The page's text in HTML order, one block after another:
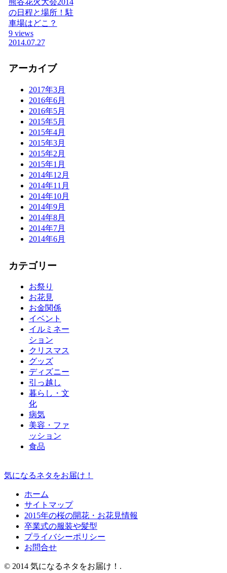
熊谷花火大会2014
の日程と場所！駐
車場はどこ？
9 views
2014.07.27
アーカイブ
2017年3月
2016年6月
2016年5月
2015年5月
2015年4月
2015年3月
2015年2月
2015年1月
2014年12月
2014年11月
2014年10月
2014年9月
2014年8月
2014年7月
2014年6月
カテゴリー
お祭り
お花見
お金関係
イベント
イルミネー
ション
クリスマス
グッズ
ディズニー
引っ越し
暮らし・文
化
病気
美容・ファ
ッション
食品
気になるネタをお届け！
ホーム
サイトマップ
2015年の桜の開花・お花見情報
卒業式の服装や髪型
プライバシーポリシー
お問合せ
© 2014 気になるネタをお届け！.